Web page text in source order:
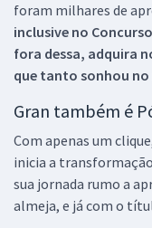
foram milhares de
inclusive no
fora dessa, adquira
que tanto sonhou
Gran também é
Com apenas um
inicia a
sua jornada rumo a
almeja, e já com o